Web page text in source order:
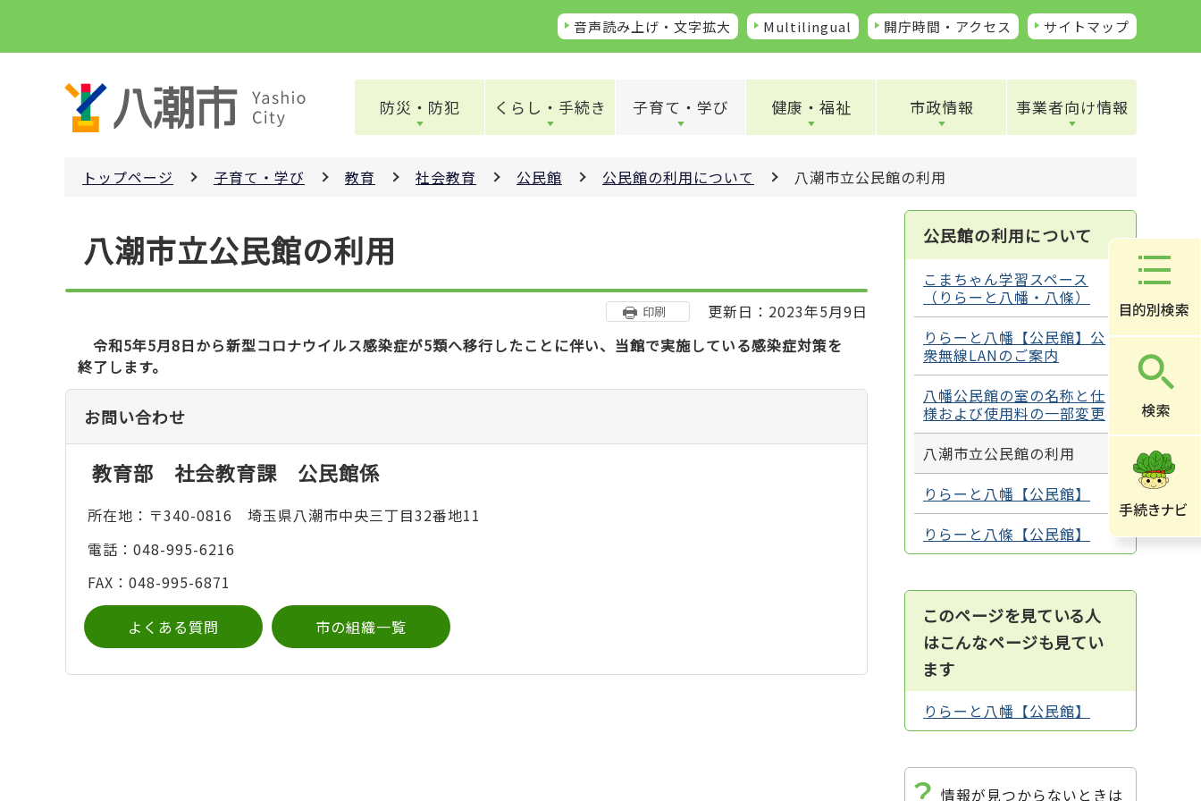
ペ
音声読み上げ・文字拡大 Multilingual 開庁時間・アクセス サイトマップ
防災・防犯 くらし・手続き 子育て・学び 健康・福祉 市政情報 事業者向け情報
トップページ 子育て・学び 教育 社会教育 公民館 公民館の利用について 八潮市立公民館の利用
八潮市立公民館の利用
印刷
更新日：2023年5月9日
令和5年5月8日から新型コロナウイルス感染症が5類へ移行したことに伴い、当館で実施している感染症対策を
終了します。
お問い合わせ
教育部 社会教育課 公民館係
所在地：〒340-0816 埼玉県八潮市中央三丁目32番地11
電話：048-995-6216
FAX：048-995-6871
よくある質問 市の組織一覧
公民館の利用について
こまちゃん学習スペース
（りらーと八幡・八條）
りらーと八幡【公民館】公
衆無線LANのご案内
八幡公民館の室の名称と仕
様および使用料の一部変更
八潮市立公民館の利用
りらーと八幡【公民館】
りらーと八條【公民館】
このページを見ている人
はこんなページも見てい
ます
りらーと八幡【公民館】
情報が見つからないときは